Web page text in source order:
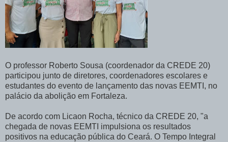
O professor Roberto Sousa (coordenador da CREDE 20)
participou junto de diretores, coordenadores escolares e
estudantes do evento de lançamento das novas EEMTI, no
palácio da abolição em Fortaleza.
De acordo com Licaon Rocha, técnico da CREDE 20, "a
chegada de novas EEMTI impulsiona os resultados
positivos na educação pública do Ceará. O Tempo Integral